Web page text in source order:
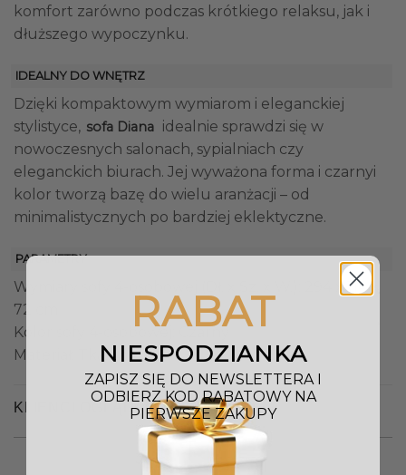
komfort zarówno podczas krótkiego relaksu, jak i
dłuższego wypoczynku.
IDEALNY DO WNĘTRZ
Dzięki kompaktowym wymiarom i eleganckiej
stylistyce, sofa Diana idealnie sprawdzi się w
nowoczesnych salonach, sypialniach czy
eleganckich biurach. Jej wyważona forma i czarnyi
kolor tworzą bazę do wielu aranżacji – od
minimalistycznych po bardziej eklektyczne.
PARAMETRY
Wymiary sofy 4-osobowej (Dł. x Sz. x W.): 294 x 114 x
72 cm
Kolor sofy 4-osobowej: Czarny
Materiał: Tkanina
KLIENCI OGLĄDALI RÓWNIEŻ
RABAT
NIESPODZIANKA
ZAPISZ SIĘ DO NEWSLETTERA I
ODBIERZ KOD RABATOWY NA
PIERWSZE ZAKUPY